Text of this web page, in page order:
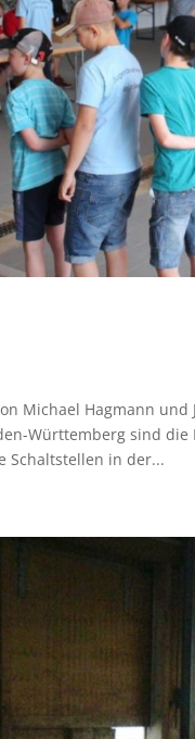
Michael Hagmann
Württemberg sind
Schaltstellen in der...